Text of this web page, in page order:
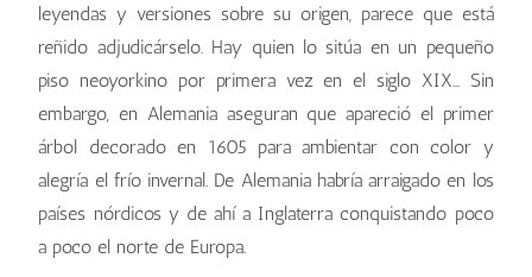
leyendas y versiones sobre su origen, parece que está
reñido adjudicárselo. Hay quien lo sitúa en un pequeño
piso neoyorkino por primera vez en el siglo XIX… Sin
embargo, en Alemania aseguran que apareció el primer
árbol decorado en 1605 para ambientar con color y
alegría el frío invernal. De Alemania habría arraigado en los
países nórdicos y de ahí a Inglaterra conquistando poco
a poco el norte de Europa.